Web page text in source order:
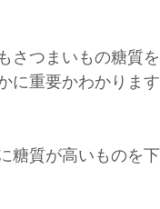
さつまいもの糖質
に重要かわかります